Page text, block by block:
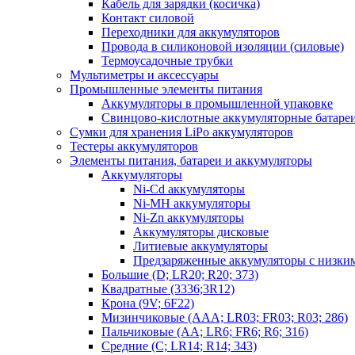
Кабель для зарядки (косичка)
Контакт силовой
Переходники для аккумуляторов
Провода в силиконовой изоляции (силовые)
Термоусадочные трубки
Мультиметры и аксессуары
Промышленные элементы питания
Аккумуляторы в промышленной упаковке
Свинцово-кислотные аккумуляторные
Сумки для хранения LiPo аккумуляторов
Тестеры аккумуляторов
Элементы питания, батареи и аккумуляторы
Аккумуляторы
Ni-Cd аккумуляторы
Ni-MH аккумуляторы
Ni-Zn аккумуляторы
Аккумуляторы дисковые
Литиевые аккумуляторы
Предзаряженные аккумуляторы с
Большие (D; LR20; R20; 373)
Квадратные (3336;3R12)
Крона (9V; 6F22)
Мизинчиковые (AAA; LR03; FR03; R03; 286)
Пальчиковые (AA; LR6; FR6; R6; 316)
Средние (C; LR14; R14; 343)